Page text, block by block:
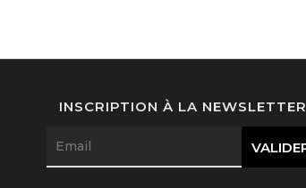
INSCRIPTION À LA NEWSLETTER